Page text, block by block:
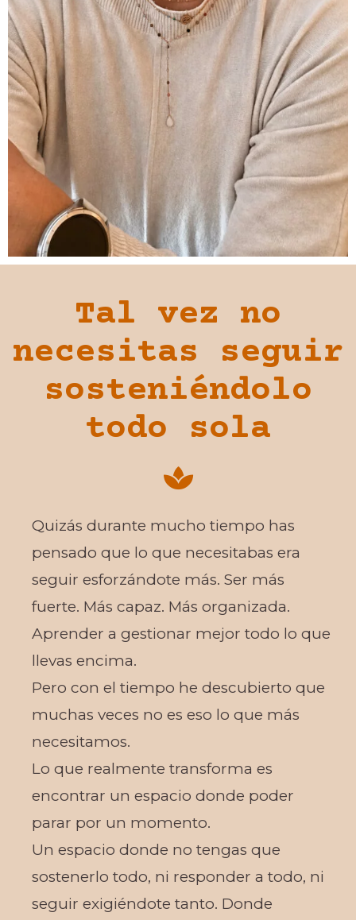
Tal vez no
necesitas seguir
sosteniéndolo
todo sola
Quizás durante mucho tiempo has
pensado que lo que necesitabas era
seguir esforzándote más. Ser más
fuerte. Más capaz. Más organizada.
Aprender a gestionar mejor todo lo que
llevas encima.
Pero con el tiempo he descubierto que
muchas veces no es eso lo que más
necesitamos.
Lo que realmente transforma es
encontrar un espacio donde poder
parar por un momento.
Un espacio donde no tengas que
sostenerlo todo, ni responder a todo, ni
seguir exigiéndote tanto. Donde